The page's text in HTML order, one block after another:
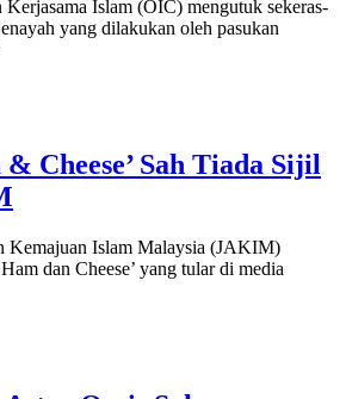
Islam (OIC) mengutuk sekeras-
yang dilakukan oleh pasukan
Cheese’ Sah Tiada Sijil
Kemajuan Islam Malaysia (JAKIM)
dan Cheese’ yang tular di media